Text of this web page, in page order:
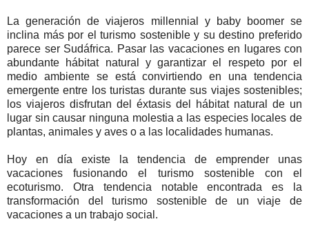
La generación de viajeros millennial y baby boomer se
inclina más por el turismo sostenible y su destino preferido
parece ser Sudáfrica. Pasar las vacaciones en lugares con
abundante hábitat natural y garantizar el respeto por el
medio ambiente se está convirtiendo en una tendencia
emergente entre los turistas durante sus viajes sostenibles;
los viajeros disfrutan del éxtasis del hábitat natural de un
lugar sin causar ninguna molestia a las especies locales de
plantas, animales y aves o a las localidades humanas.
Hoy en día existe la tendencia de emprender unas
vacaciones fusionando el turismo sostenible con el
ecoturismo. Otra tendencia notable encontrada es la
transformación del turismo sostenible de un viaje de
vacaciones a un trabajo social.